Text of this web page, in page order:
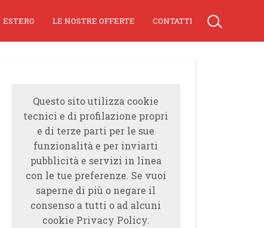
ESTERO LE NOSTRE OFFERTE CONTATTI
Questo sito utilizza cookie
tecnici e di profilazione propri
e di terze parti per le sue
funzionalità e per inviarti
pubblicità e servizi in linea
con le tue preferenze. Se vuoi
saperne di più o negare il
consenso a tutti o ad alcuni
cookie Privacy Policy.